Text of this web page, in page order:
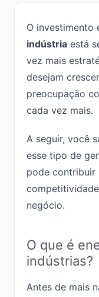
O investimento
indústria está
vez mais
desejam
preocupação
cada vez mais.
A seguir, você
esse tipo de
pode contribuir
negócio.
O que é
indústrias?
Antes de mais